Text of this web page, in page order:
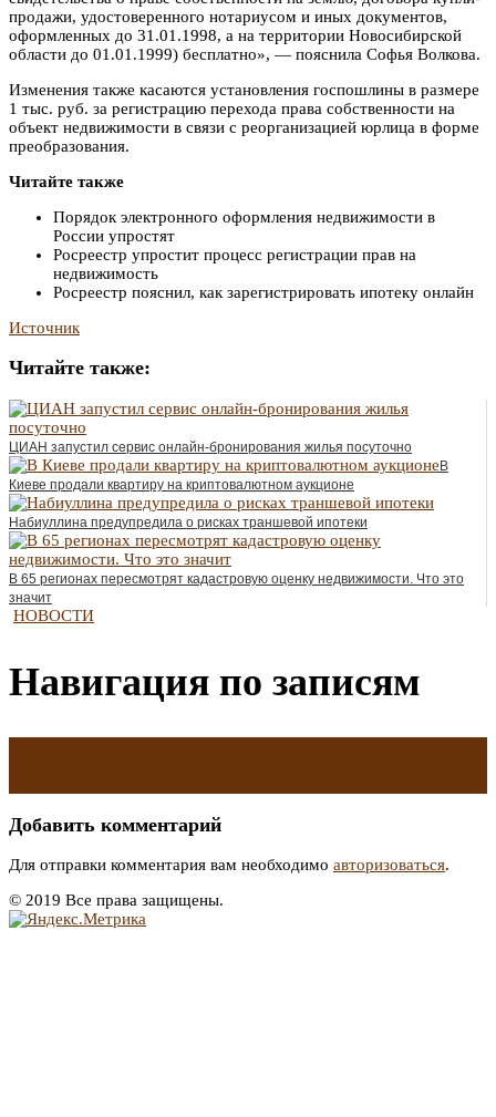
продажи, удостоверенного нотариусом и иных документов,
оформленных до 31.01.1998, а на территории Новосибирской
области до 01.01.1999) бесплатно», — пояснила Софья Волкова.
Изменения также касаются установления госпошлины в размере
1 тыс. руб. за регистрацию перехода права собственности на
объект недвижимости в связи с реорганизацией юрлица в форме
преобразования.
Читайте также
Порядок электронного оформления недвижимости в
России упростят
Росреестр упростит процесс регистрации прав на
недвижимость
Росреестр пояснил, как зарегистрировать ипотеку онлайн
Источник
Читайте также:
ЦИАН запустил сервис онлайн-бронирования жилья посуточно
В
Киеве продали квартиру на криптовалютном аукционе
Набиуллина предупредила о рисках траншевой ипотеки
В 65 регионах пересмотрят кадастровую оценку недвижимости. Что это
значит
НОВОСТИ
Навигация по записям
Добавить комментарий
Для отправки комментария вам необходимо авторизоваться.
© 2019 Все права защищены.